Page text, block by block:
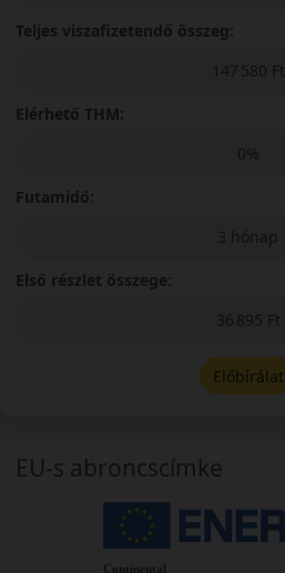
Teljes viszafizetendő összeg:
147 580 Ft
Elérhető THM:
0%
Futamidő:
3 hónap
Első részlet összege:
36 895 Ft
Előbírálat
EU-s abroncscímke